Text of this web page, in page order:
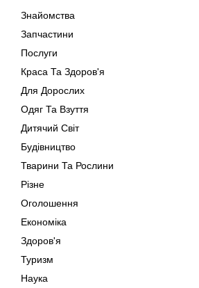
Знайомства
Запчастини
Послуги
Краса Та Здоров'я
Для Дорослих
Одяг Та Взуття
Дитячий Світ
Будівництво
Тварини Та Рослини
Різне
Оголошення
Економіка
Здоров'я
Туризм
Наука